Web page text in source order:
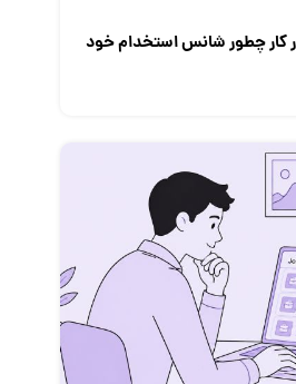
کار چطور شانس استخدام خود